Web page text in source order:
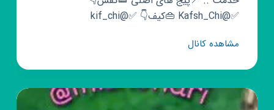
✅@Kafsh_Chi 👜کیف👇 ✅@kif_chi
مشاهده کانالکانال
فروشگاه
بزرگ
کیف